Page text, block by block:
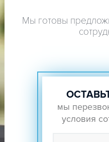
Мы готовы
мы
условия